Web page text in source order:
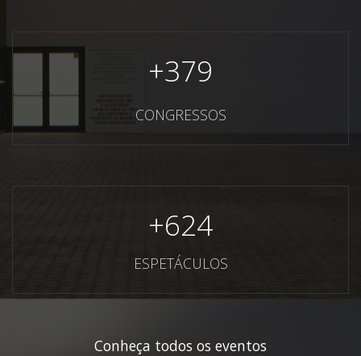
+379
CONGRESSOS
+624
ESPETÁCULOS
Conheça todos os eventos